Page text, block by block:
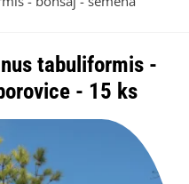
tabuliformis -
- 15 ks